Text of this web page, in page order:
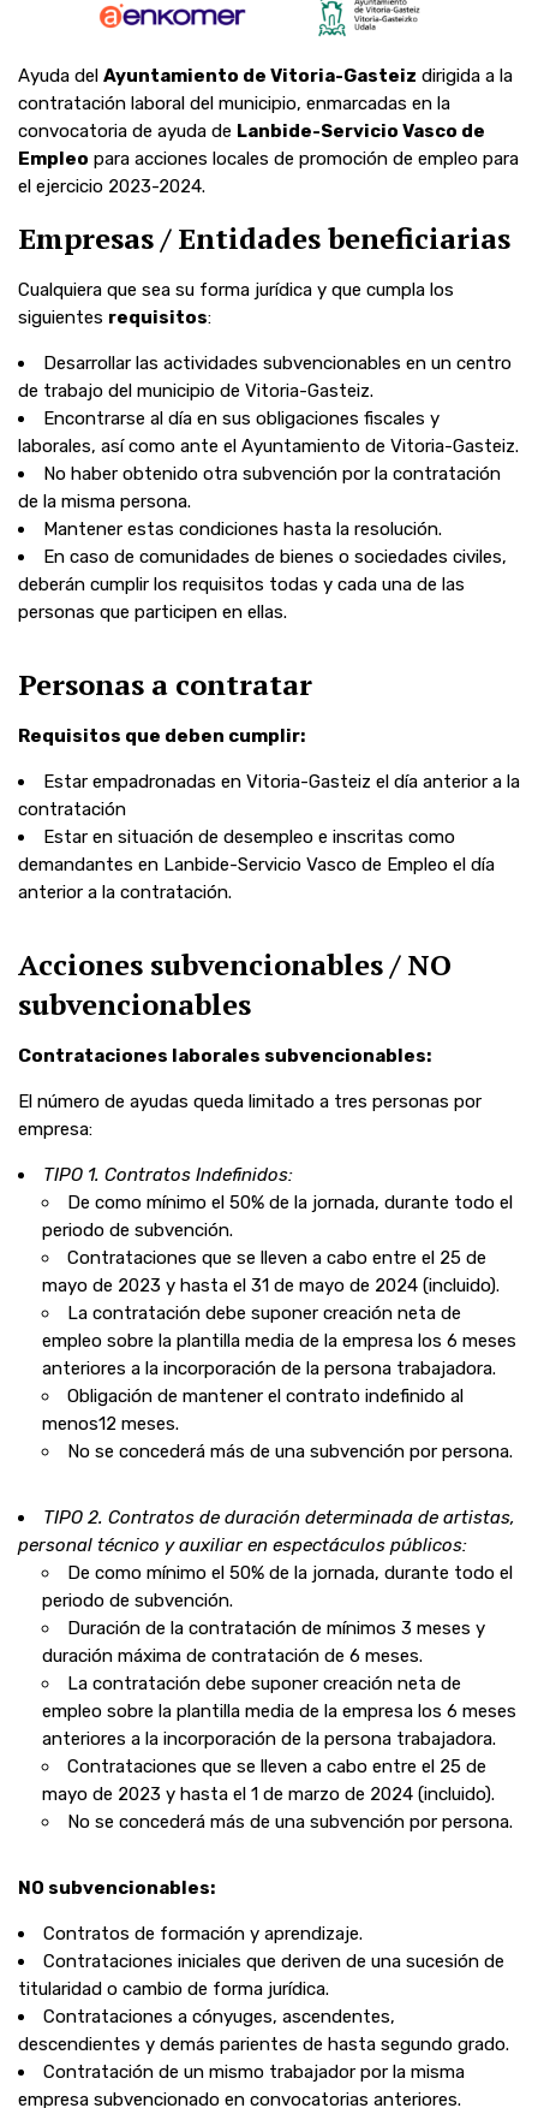
Ayuda del Ayuntamiento de Vitoria-Gasteiz dirigida a la
contratación laboral del municipio, enmarcadas en la
convocatoria de ayuda de Lanbide-Servicio Vasco de
Empleo para acciones locales de promoción de empleo para
el ejercicio 2023-2024.
Empresas / Entidades beneficiarias
Cualquiera que sea su forma jurídica y que cumpla los
siguientes requisitos:
Desarrollar las actividades subvencionables en un centro
de trabajo del municipio de Vitoria-Gasteiz.
Encontrarse al día en sus obligaciones fiscales y
laborales, así como ante el Ayuntamiento de Vitoria-Gasteiz.
No haber obtenido otra subvención por la contratación
de la misma persona.
Mantener estas condiciones hasta la resolución.
En caso de comunidades de bienes o sociedades civiles,
deberán cumplir los requisitos todas y cada una de las
personas que participen en ellas.
Personas a contratar
Requisitos que deben cumplir:
Estar empadronadas en Vitoria-Gasteiz el día anterior a la
contratación
Estar en situación de desempleo e inscritas como
demandantes en Lanbide-Servicio Vasco de Empleo el día
anterior a la contratación.
Acciones subvencionables / NO
subvencionables
Contrataciones laborales subvencionables:
El número de ayudas queda limitado a tres personas por
empresa:
TIPO 1. Contratos Indefinidos:
De como mínimo el 50% de la jornada, durante todo el
periodo de subvención.
Contrataciones que se lleven a cabo entre el 25 de
mayo de 2023 y hasta el 31 de mayo de 2024 (incluido).
La contratación debe suponer creación neta de
empleo sobre la plantilla media de la empresa los 6 meses
anteriores a la incorporación de la persona trabajadora.
Obligación de mantener el contrato indefinido al
menos12 meses.
No se concederá más de una subvención por persona.
TIPO 2. Contratos de duración determinada de artistas,
personal técnico y auxiliar en espectáculos públicos:
De como mínimo el 50% de la jornada, durante todo el
periodo de subvención.
Duración de la contratación de mínimos 3 meses y
duración máxima de contratación de 6 meses.
La contratación debe suponer creación neta de
empleo sobre la plantilla media de la empresa los 6 meses
anteriores a la incorporación de la persona trabajadora.
Contrataciones que se lleven a cabo entre el 25 de
mayo de 2023 y hasta el 1 de marzo de 2024 (incluido).
No se concederá más de una subvención por persona.
NO subvencionables:
Contratos de formación y aprendizaje.
Contrataciones iniciales que deriven de una sucesión de
titularidad o cambio de forma jurídica.
Contrataciones a cónyuges, ascendentes,
descendientes y demás parientes de hasta segundo grado.
Contratación de un mismo trabajador por la misma
empresa subvencionado en convocatorias anteriores.